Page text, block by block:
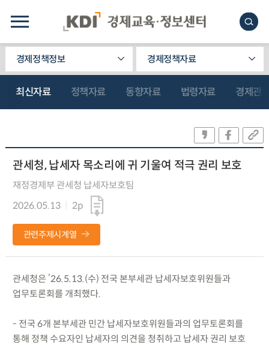
경제정책정보 경제정책자료
최신자료 정책자료 동향자료 법령자료 경제관
관세청, 납세자 목소리에 귀 기울여 적극 권리 보호
재정경제부 관세청 납세자보호팀
2026.05.13
2p
관련주제시계열
관세청은 ’26.5.13.(수) 전국 본부세관 납세자보호위원들과
업무토론회를 개최했다.
- 전국 6개 본부세관 민간 납세자보호위원들과의 업무토론회를
통해 정책 수요자인 납세자의 의견을 청취하고 납세자 권리 보호